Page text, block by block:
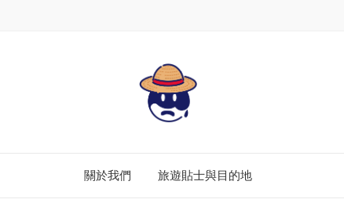
關於我們 旅遊貼士與目的地